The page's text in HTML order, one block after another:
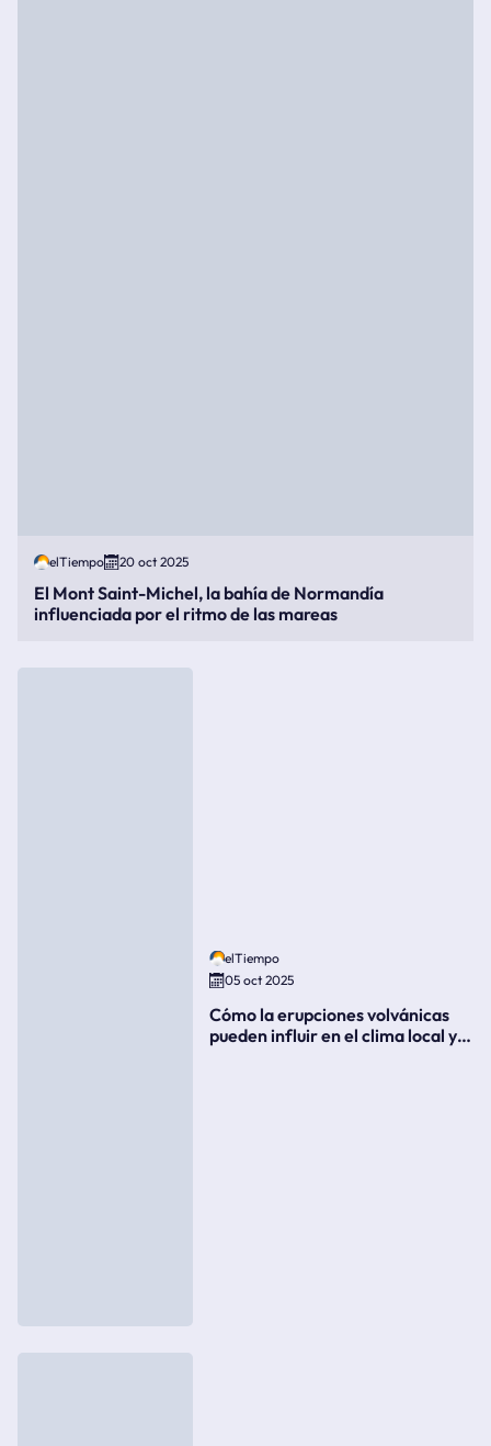
elTiempo 20 oct 2025
El Mont Saint-Michel, la bahía de Normandía
influenciada por el ritmo de las mareas
elTiempo
05 oct 2025
Cómo la erupciones volvánicas
pueden influir en el clima local y